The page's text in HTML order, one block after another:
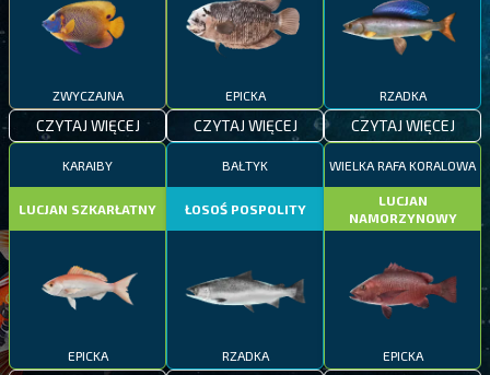
ZWYCZAJNA
CZYTAJ WIĘCEJ
EPICKA
CZYTAJ WIĘCEJ
RZADKA
CZYTAJ WIĘCEJ
KARAIBY
LUCJAN SZKARŁATNY
EPICKA
BAŁTYK
ŁOSOŚ POSPOLITY
RZADKA
WIELKA RAFA KORALOWA
LUCJAN
NAMORZYNOWY
EPICKA